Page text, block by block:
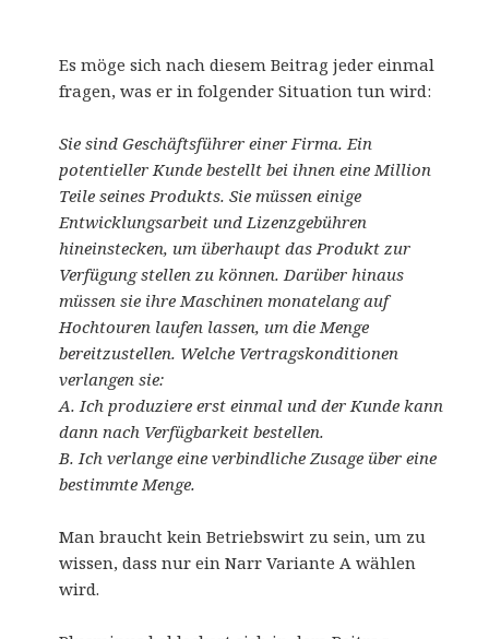
Es möge sich nach diesem Beitrag jeder einmal
fragen, was er in folgender Situation tun wird:
Sie sind Geschäftsführer einer Firma. Ein
potentieller Kunde bestellt bei ihnen eine Million
Teile seines Produkts. Sie müssen einige
Entwicklungsarbeit und Lizenzgebühren
hineinstecken, um überhaupt das Produkt zur
Verfügung stellen zu können. Darüber hinaus
müssen sie ihre Maschinen monatelang auf
Hochtouren laufen lassen, um die Menge
bereitzustellen. Welche Vertragskonditionen
verlangen sie:
A. Ich produziere erst einmal und der Kunde kann
dann nach Verfügbarkeit bestellen.
B. Ich verlange eine verbindliche Zusage über eine
bestimmte Menge.
Man braucht kein Betriebswirt zu sein, um zu
wissen, dass nur ein Narr Variante A wählen
wird.